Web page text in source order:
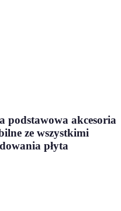
podstawowa akcesoria
ze wszystkimi
płyta